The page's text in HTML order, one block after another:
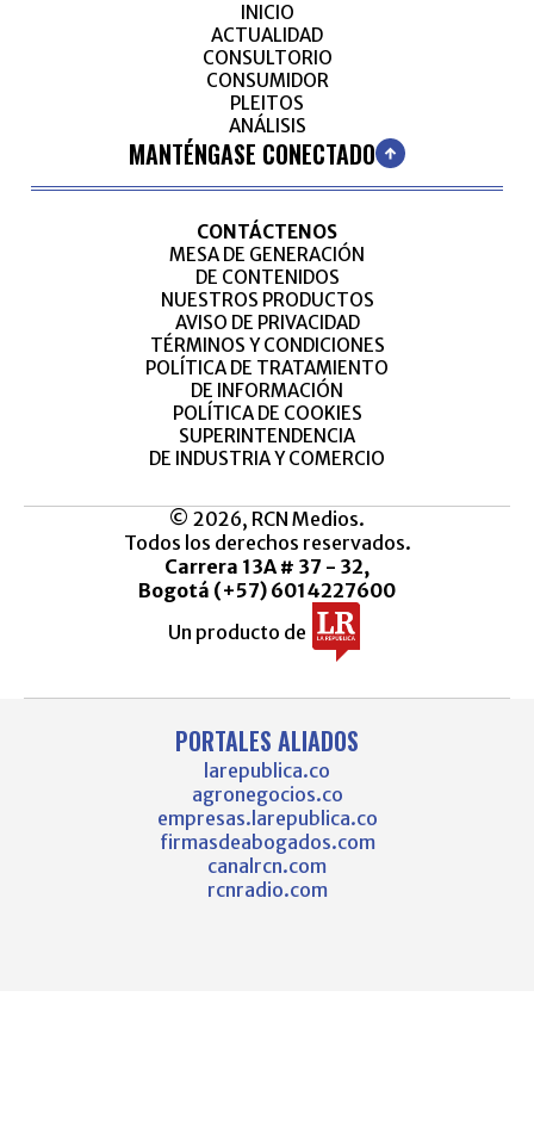
INICIO
ACTUALIDAD
CONSULTORIO
CONSUMIDOR
PLEITOS
ANÁLISIS
MANTÉNGASE CONECTADO
CONTÁCTENOS
MESA DE GENERACIÓN
DE CONTENIDOS
NUESTROS PRODUCTOS
AVISO DE PRIVACIDAD
TÉRMINOS Y CONDICIONES
POLÍTICA DE TRATAMIENTO
DE INFORMACIÓN
POLÍTICA DE COOKIES
SUPERINTENDENCIA
DE INDUSTRIA Y COMERCIO
© 2026, RCN Medios.
Todos los derechos reservados.
Carrera 13A # 37 - 32,
Bogotá (+57) 6014227600
Un producto de
PORTALES ALIADOS
larepublica.co
agronegocios.co
empresas.larepublica.co
firmasdeabogados.com
canalrcn.com
rcnradio.com